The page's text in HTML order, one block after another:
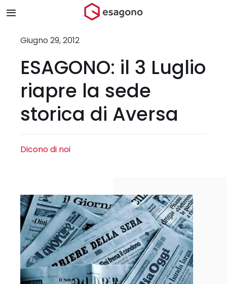
contenuto
Toggle
Navigation
Chi siamo
Contatti
Giugno 29, 2012
ESAGONO: il 3 Luglio
riapre la sede
storica di Aversa
Dicono di noi